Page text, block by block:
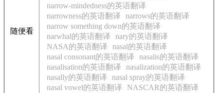
随便看
narrow-mindedness的英语翻译
narrowness的英语翻译
narrows的英语翻译
narrow something down的英语翻译
narwhal的英语翻译
nary的英语翻译
NASA的英语翻译
nasal的英语翻译
nasal consonant的英语翻译
nasalis的英语翻译
nasalisation的英语翻译
nasalization的英语翻译
nasally的英语翻译
nasal spray的英语翻译
nasal vowel的英语翻译
NASCAR的英语翻译